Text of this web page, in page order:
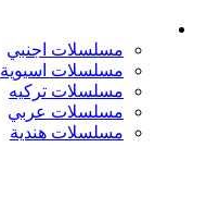
مسلسلات اجنبي
مسلسلات اسيوية
مسلسلات تركيه
مسلسلات عربي
مسلسلات هندية